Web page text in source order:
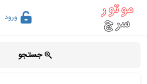
ورود
جستجو